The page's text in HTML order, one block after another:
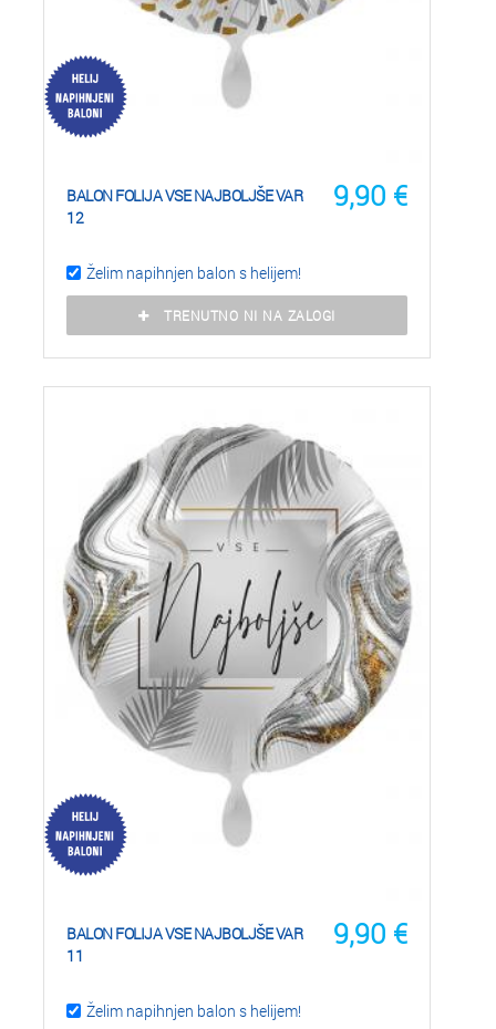
9,90 €
BALON FOLIJA VSE NAJBOLJŠE VAR
12
Želim napihnjen balon s helijem!
TRENUTNO NI NA ZALOGI
9,90 €
BALON FOLIJA VSE NAJBOLJŠE VAR
11
Želim napihnjen balon s helijem!